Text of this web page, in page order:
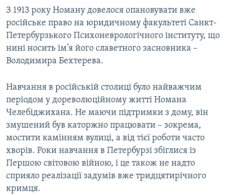
З 1913 року Номану довелося опановувати вже
російське право на юридичному факультеті Санкт-
Петербурзького Психоневрологічного інституту, що
нині носить ім’я його славетного засновника –
Володимира Бехтерева.
Навчання в російській столиці було найважчим
періодом у дореволюційному житті Номана
Челебіджихана. Не маючи підтримки з дому, він
змушений був каторжно працювати – зокрема,
мостити камінням вулиці, а від тієї роботи часто
хворів. Роки навчання в Петербурзі збіглися із
Першою світовою війною, і це також не надто
сприяло реалізації задумів вже тридцятирічного
кримця.